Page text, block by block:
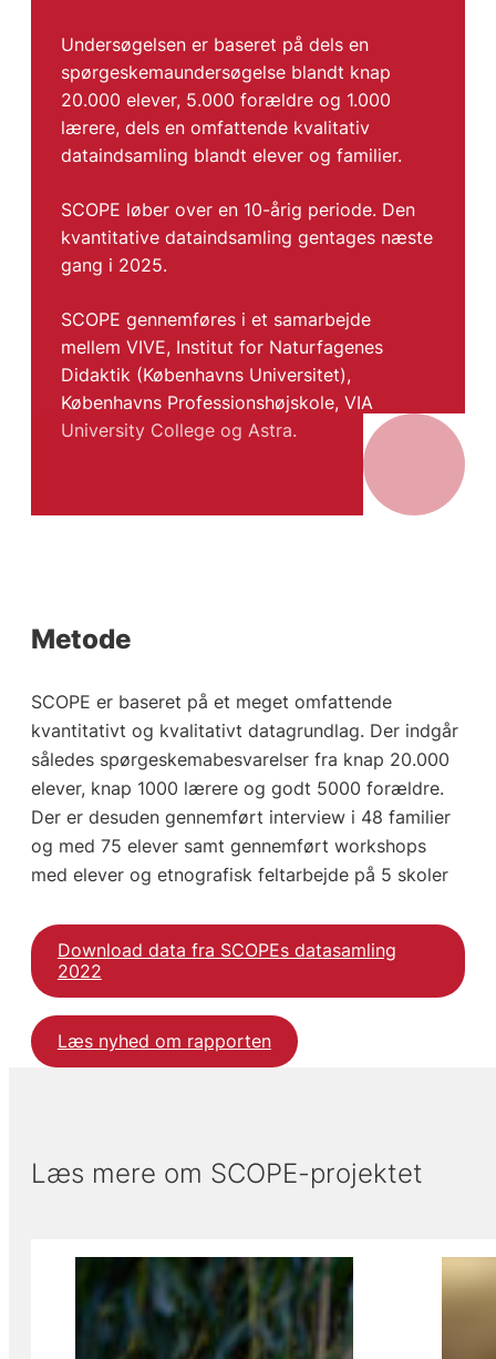
Undersøgelsen er baseret på dels en
spørgeskemaundersøgelse blandt knap
20.000 elever, 5.000 forældre og 1.000
lærere, dels en omfattende kvalitativ
dataindsamling blandt elever og familier.
SCOPE løber over en 10-årig periode. Den
kvantitative dataindsamling gentages næste
gang i 2025.
SCOPE gennemføres i et samarbejde
mellem VIVE, Institut for Naturfagenes
Didaktik (Københavns Universitet),
Københavns Professionshøjskole, VIA
University College og Astra.
Metode
SCOPE er baseret på et meget omfattende
kvantitativt og kvalitativt datagrundlag. Der indgår
således spørgeskemabesvarelser fra knap 20.000
elever, knap 1000 lærere og godt 5000 forældre.
Der er desuden gennemført interview i 48 familier
og med 75 elever samt gennemført workshops
med elever og etnografisk feltarbejde på 5 skoler
Download data fra SCOPEs datasamling
2022
Læs nyhed om rapporten
Læs mere om SCOPE-projektet
Viser slide 1 af 3